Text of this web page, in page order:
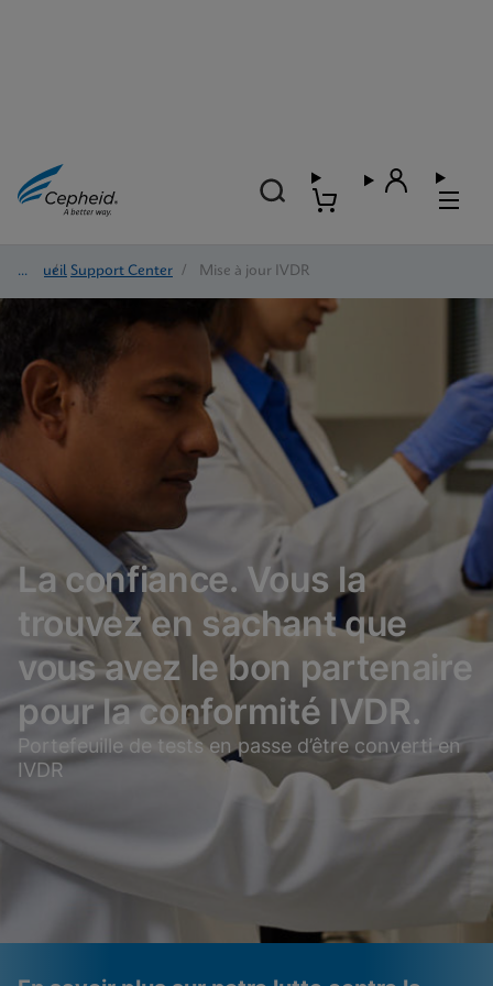
Accueil
/ Support Center / Mise à jour IVDR
La confiance. Vous la
trouvez en sachant que
vous avez le bon partenaire
pour la conformité IVDR.
Portefeuille de tests en passe d’être converti en
IVDR